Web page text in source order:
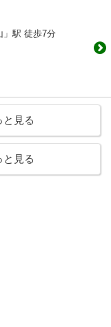
」駅 徒歩7分
見る
見る